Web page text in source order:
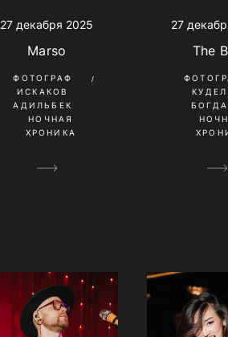
27 декабря 2025
Marso
ФОТОГРАФ
ИСКАКОВ
АДИЛЬБЕК
НОЧНАЯ
ХРОНИКА
27
The